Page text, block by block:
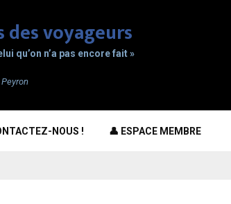
qu’on n’a pas encore fait »
NOUS ! 👤 ESPACE MEMBRE